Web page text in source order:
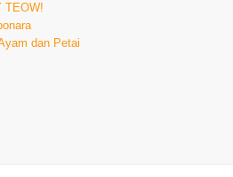
TEOW!
dan Petai